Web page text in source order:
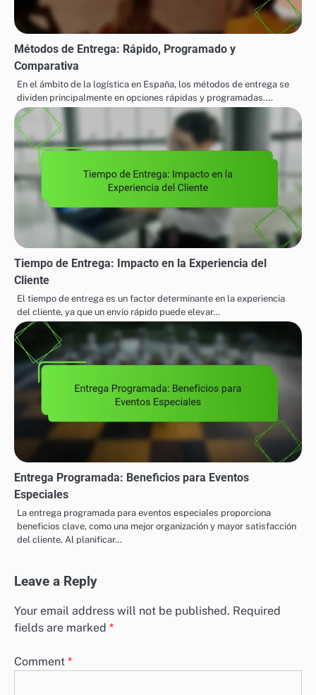
Métodos de Entrega: Rápido, Programado y
Comparativa
En el ámbito de la logística en España, los métodos de entrega se
dividen principalmente en opciones rápidas y programadas.…
Tiempo de Entrega: Impacto en la Experiencia del
Cliente
El tiempo de entrega es un factor determinante en la experiencia
del cliente, ya que un envío rápido puede elevar…
Entrega Programada: Beneficios para Eventos
Especiales
La entrega programada para eventos especiales proporciona
beneficios clave, como una mejor organización y mayor satisfacción
del cliente. Al planificar…
Leave a Reply
Your email address will not be published. Required
fields are marked *
Comment *